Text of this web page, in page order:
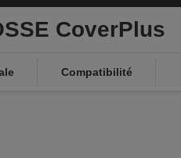
CoverPlus
Compatibilité